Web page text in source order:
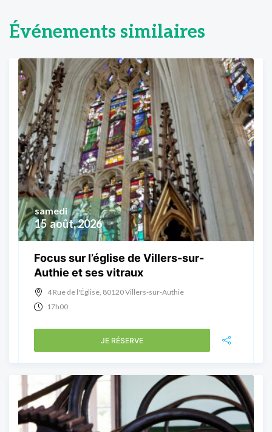
Événements similaires
15 août, 2026
samedi
Focus sur l’église de Villers-sur-
Authie et ses vitraux
4 Rue de l'Église, 80120 Villers-sur-Authie
17h00
JE RÉSERVE